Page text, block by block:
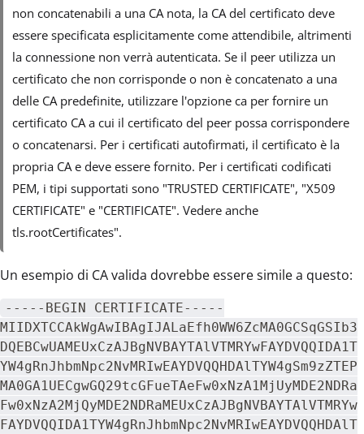
non concatenabili a una CA nota, la CA del certificato deve
essere specificata esplicitamente come attendibile, altrimenti
la connessione non verrà autenticata. Se il peer utilizza un
certificato che non corrisponde o non è concatenato a una
delle CA predefinite, utilizzare l'opzione ca per fornire un
certificato CA a cui il certificato del peer possa corrispondere
o concatenarsi. Per i certificati autofirmati, il certificato è la
propria CA e deve essere fornito. Per i certificati codificati
PEM, i tipi supportati sono "TRUSTED CERTIFICATE", "X509
CERTIFICATE" e "CERTIFICATE". Vedere anche
tls.rootCertificates".
Un esempio di CA valida dovrebbe essere simile a questo:
-----BEGIN CERTIFICATE-----
MIIDXTCCAkWgAwIBAgIJALaEfh0WW6ZcMA0GCSqGSIb3
DQEBCwUAMEUxCzAJBgNVBAYTAlVTMRYwFAYDVQQIDA1T
YW4gRnJhbmNpc2NvMRIwEAYDVQQHDAlTYW4gSm9zZTEP
MA0GA1UECgwGQ29tcGFueTAeFw0xNzA1MjUyMDE2NDRa
Fw0xNzA2MjQyMDE2NDRaMEUxCzAJBgNVBAYTAlVTMRYw
FAYDVQQIDA1TYW4gRnJhbmNpc2NvMRIwEAYDVQQHDAlT